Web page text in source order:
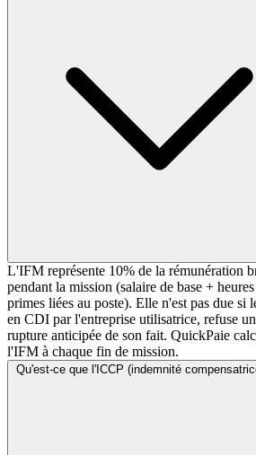
L'IFM représente 10% de la rémunération
pendant la mission (salaire de base +
primes liées au poste). Elle n'est pas due si
en CDI par l'entreprise utilisatrice, refuse
rupture anticipée de son fait. QuickPaie
l'IFM à chaque fin de mission.
Qu'est-ce que l'ICCP (indemnité